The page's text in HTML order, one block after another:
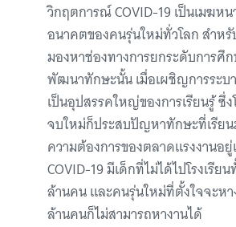
วิกฤตการณ์ COVID-19 เป็นเมฆห
อนาคตของคนรุ่นใหม่ทั่วโลก สำหรั
มองหาช่องทางการยกระดับการศึ
พัฒนาทักษะนั้น เมื่อเผชิญการระบ
เป็นอุปสรรคใหญ่ของการเรียนรู้ ซึ่
จบใหม่ก็ประสบปัญหาทักษะที่เรียน
ความต้องการของตลาดแรงงานอยู่
COVID-19 มีเด็กที่ไม่ได้ไปโรงเรีย
ล้านคน และคนรุ่นใหม่ที่ตั้งใจจะห
ล้านคนก็ไม่สามารถหางานได้